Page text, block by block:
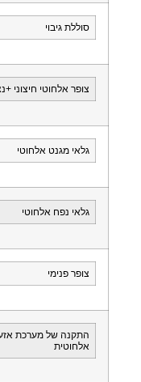
סוללת גיבוי
צופר אלחוטי חיצוני
גלאי מגנט אלחוטי
גלאי נפח אלחוטי
צופר פנימי
התקנה של מערכת
אלחוטית